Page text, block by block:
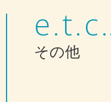
その他